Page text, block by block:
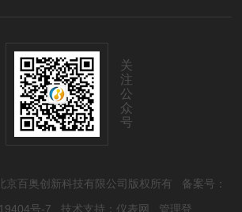
关
注
公
众
号
京百奥创新科技有限公司版权所有 备案号：
号-7 技术支持： 仪表网 管理登